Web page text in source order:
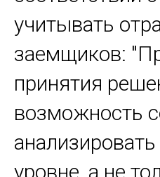
учитывать
заемщиков:
принятия
возможность
уровне, а не